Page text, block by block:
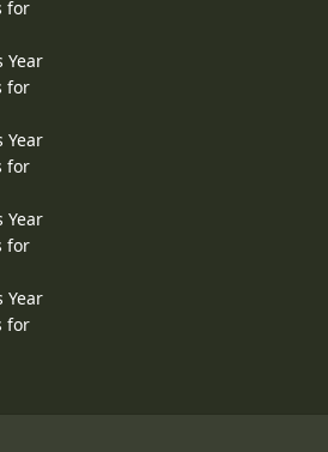
for
Year
for
Year
for
Year
for
Year
for